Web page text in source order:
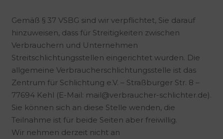
Gemäß § 37 VSBG sind wir verpflichtet, Sie darauf
hinzuweisen, dass für Streitigkeiten zwischen
Verbrauchern und Unternehmen
Streitschlichtungsstellen eingerichtet wurden. Die
allgemeine Verbraucherschlichtungsstelle ist das
Zentrum für Schlichtung e.V. – Straßburger Str. 8 –
77694 Kehl (E-Mail: mail@verbraucher-schlichter.de).
Sie können sich an diese Stelle wenden, die
Teilnahme ist für beide Seiten aber freiwillig.
Wir nehmen derzeit nicht an